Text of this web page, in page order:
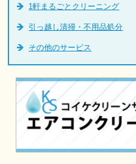
1軒まるごとクリーニング
引っ越し清掃・不用品処分
その他のサービス